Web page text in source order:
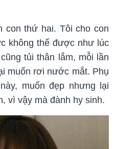
con thứ hai. Tôi cho con
không thể được như lúc
tủi thân lắm, mỗi lần
muốn rơi nước mắt. Phụ
muốn đẹp nhưng lại
vì vậy mà đành hy sinh.